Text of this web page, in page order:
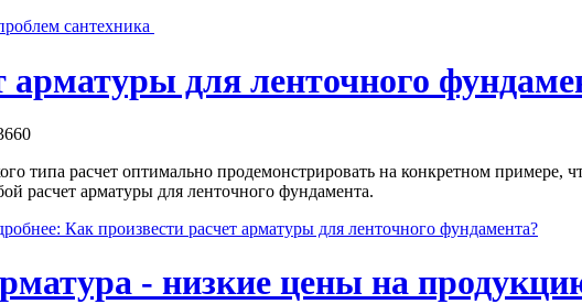
сантехника
арматуры для ленточного
типа расчет оптимально продемонстрировать на конкретном
расчет арматуры для ленточного фундамента.
Как произвести расчет арматуры для ленточного фундамента?
- низкие цены на